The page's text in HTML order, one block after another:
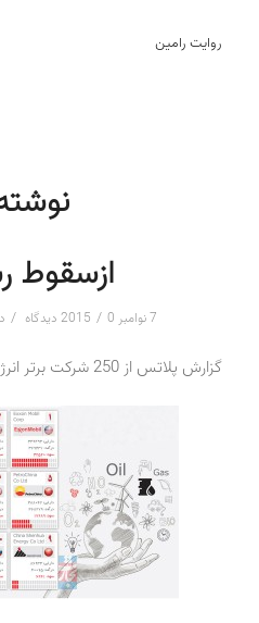
روایت رامین
ازسقوط
7 نوامبر 2015 / 0 دیدگاه /
گزارش پلاتس از 250 شرکت برتر انرژی جهان در سال 2015